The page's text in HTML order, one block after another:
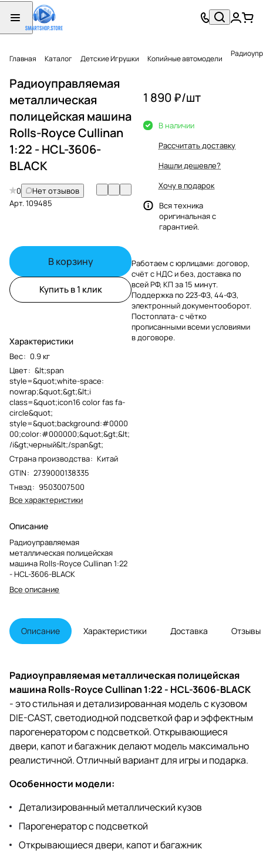
Главная Каталог Детские Игрушки Копийные автомодели
Радиоуправляемая
металлическая
полицейская машина
Rolls-Royce Cullinan
1:22 - HCL-3606-
BLACK
0
Нет отзывов
Арт.109485
В корзину
Купить в 1 клик
Характеристики
Вес: 0.9 кг
Цвет: &lt;span
style=&quot;white-space:
nowrap;&quot;&gt;&lt;i
class=&quot;icon16 color fas fa-
circle&quot;
style=&quot;background:#0000
00;color:#000000;&quot;&gt;&lt;
/i&gt;черный&lt;/span&gt;
Страна производства: Китай
GTIN: 2739000138335
Тнвэд: 9503007500
Все характеристики
Описание
Радиоуправляемая
металлическая полицейская
машина Rolls-Royce Cullinan 1:22
- HCL-3606-BLACK
Все описание
1 890 ₽/шт
В наличии
Рассчитать доставку
Нашли дешевле?
Хочу в подарок
Вся техника
оригинальная с
гарантией.
Работаем с юрлицами: договор,
счёт с НДС и без, доставка по
всей РФ, КП за 15 минут.
Поддержка по 223-ФЗ, 44-ФЗ,
электронный документооборот.
Постоплата- с чётко
прописанными всеми условиями
в договоре.
Описание Характеристики Доставка Отзывы
Радиоуправляемая металлическая полицейская
машина Rolls-Royce Cullinan 1:22 - HCL-3606-BLACK
- это стильная и детализированная модель с кузовом
DIE-CAST, светодиодной подсветкой фар и эффектным
парогенератором с подсветкой. Открывающиеся
двери, капот и багажник делают модель максимально
реалистичной. Отличный вариант для игры и подарка.
Особенности модели:
Детализированный металлический кузов
Парогенератор с подсветкой
Открывающиеся двери, капот и багажник